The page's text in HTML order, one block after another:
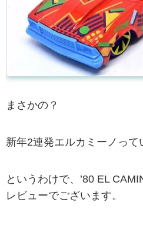
まさかの？
新年2連発エルカミーノって
というわけで、’80 EL
レビューでございます。